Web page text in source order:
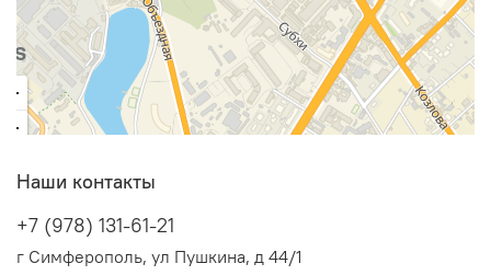
Наши контакты
+7 (978) 131-61-21
г Симферополь, ул Пушкина, д 44/1